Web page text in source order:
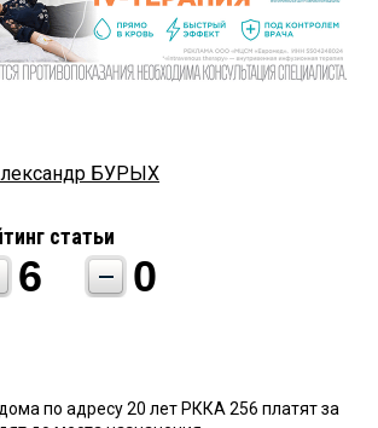
БУРЫХ
статьи
6 0
по адресу 20 лет РККА 256 платят за